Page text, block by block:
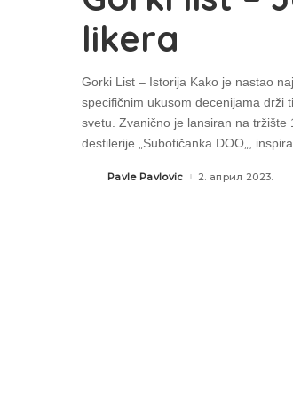
likera
Gorki List – Istorija Kako je nastao
specifičnim ukusom decenijama drži
svetu. Zvanično je lansiran na
destilerije „Subotičanka DOO„,
Pavle Pavlovic 2. април 2023.